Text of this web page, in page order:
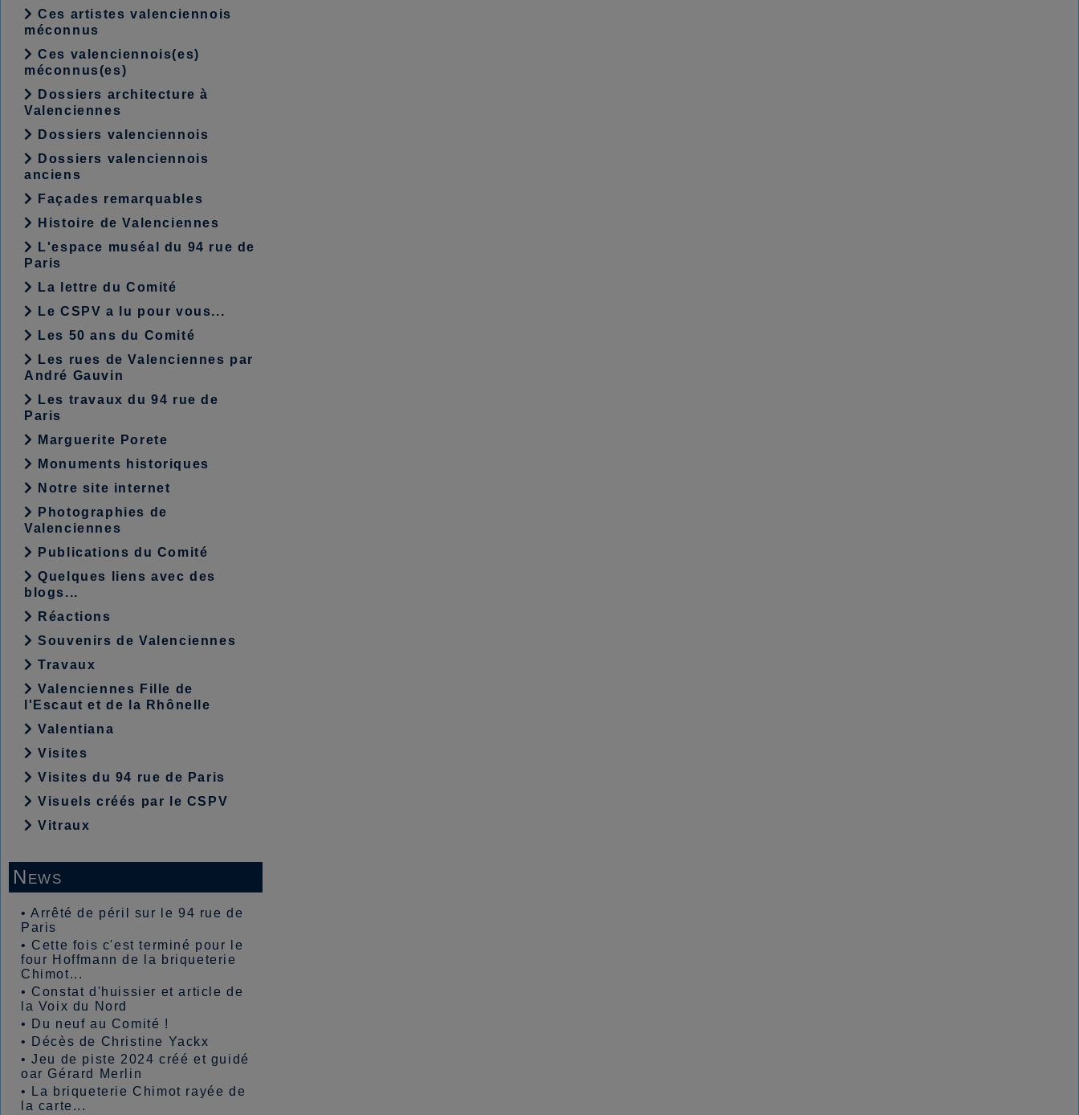
Ces artistes valenciennois
méconnus
Ces valenciennois(es)
méconnus(es)
Dossiers architecture à
Valenciennes
Dossiers valenciennois
Dossiers valenciennois
anciens
Façades remarquables
Histoire de Valenciennes
L'espace muséal du 94 rue de
Paris
La lettre du Comité
Le CSPV a lu pour vous...
Les 50 ans du Comité
Les rues de Valenciennes par
André Gauvin
Les travaux du 94 rue de
Paris
Marguerite Porete
Monuments historiques
Notre site internet
Photographies de
Valenciennes
Publications du Comité
Quelques liens avec des
blogs...
Réactions
Souvenirs de Valenciennes
Travaux
Valenciennes Fille de
l'Escaut et de la Rhônelle
Valentiana
Visites
Visites du 94 rue de Paris
Visuels créés par le CSPV
Vitraux
News
•Arrêté de péril sur le 94 rue de
Paris
• Cette fois c'est terminé pour le
four Hoffmann de la briqueterie
Chimot...
• Constat d'huissier et article de
la Voix du Nord
•
Du neuf au Comité !
•
Décès de Christine Yackx
•Jeu de piste 2024 créé et guidé
oar Gérard Merlin
•
La briqueterie Chimot rayée de
la carte...